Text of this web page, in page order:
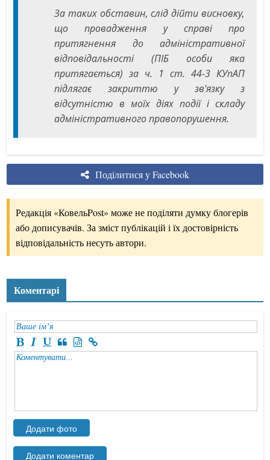
За таких обставин, слід дійти висновку,
що провадження у справі про
притягнення до адміністративної
відповідальності (ПІБ особи яка
притягається) за ч. 1 ст. 44-3 КУпАП
підлягає закриттю у зв'язку з
відсутністю в моїх діях події і складу
адміністративного правопорушення.
Поділитися у Facebook
Редакція «КовельPost» може не поділяти думку блогерів
або дописувачів. За зміст публікацій і їх достовірність
відповідальність несуть автори.
Коментарі